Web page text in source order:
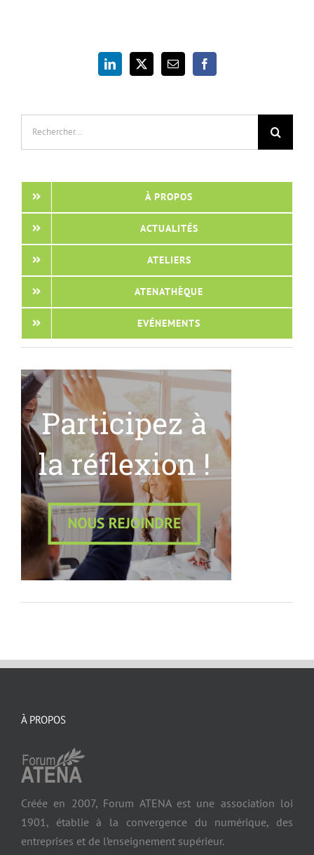
À PROPOS
ACTUALITÉS
ATELIERS
ATENATHÈQUE
EVÉNEMENTS
À PROPOS
Créée en 2007, Forum ATENA est une association loi
1901, établie à la convergence du numérique, des
entreprises et de l’enseignement supérieur.